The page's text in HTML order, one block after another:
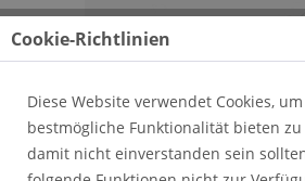
Cookie-Richtlinien
Diese Website verwendet Cookies,
bestmögliche Funktionalität bieten zu
damit nicht einverstanden sein